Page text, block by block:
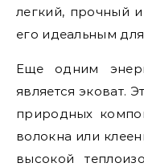
легкий, прочный
его идеальным для
Еще одним
является эковат.
природных
волокна или
высокой